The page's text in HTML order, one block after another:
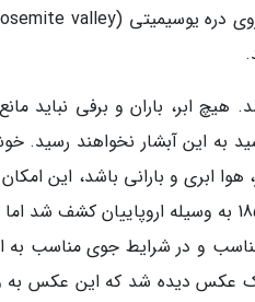
ابر، باران و برفی نباید
به این آبشار نخواهند رسید.
ابری و بارانی باشد، این
هوا صاف و بدون ابر شود. دره یوسیمیتی در سال 1851 به
و در شرایط جوی مناسب به این
بار در یک عکس دیده شد که این